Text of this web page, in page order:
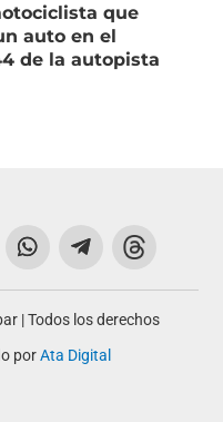
que
auto en el
de la autopista
| Todos los derechos
porAta Digital